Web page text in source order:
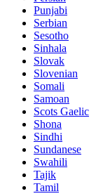
Punjabi
Serbian
Sesotho
Sinhala
Slovak
Slovenian
Somali
Samoan
Scots Gaelic
Shona
Sindhi
Sundanese
Swahili
Tajik
Tamil